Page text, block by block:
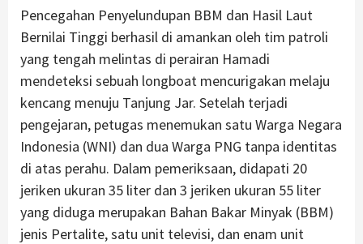
Pencegahan Penyelundupan BBM dan Hasil Laut
Bernilai Tinggi berhasil di amankan oleh tim patroli
yang tengah melintas di perairan Hamadi
mendeteksi sebuah longboat mencurigakan melaju
kencang menuju Tanjung Jar. Setelah terjadi
pengejaran, petugas menemukan satu Warga Negara
Indonesia (WNI) dan dua Warga PNG tanpa identitas
di atas perahu. Dalam pemeriksaan, didapati 20
jeriken ukuran 35 liter dan 3 jeriken ukuran 55 liter
yang diduga merupakan Bahan Bakar Minyak (BBM)
jenis Pertalite, satu unit televisi, dan enam unit